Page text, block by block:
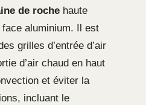
de roche haute
face aluminium. Il est
grilles d’entrée d’air
d’air chaud en haut
et éviter la
incluant le